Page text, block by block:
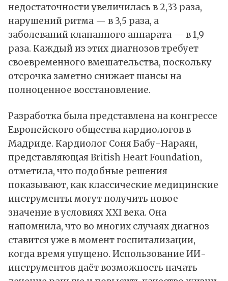
недостаточности увеличилась в 2,33 раза,
нарушений ритма — в 3,5 раза, а
заболеваний клапанного аппарата — в 1,9
раза. Каждый из этих диагнозов требует
своевременного вмешательства, поскольку
отсрочка заметно снижает шансы на
полноценное восстановление.
Разработка была представлена на конгрессе
Европейского общества кардиологов в
Мадриде. Кардиолог Соня Бабу-Нараян,
представляющая British Heart Foundation,
отметила, что подобные решения
показывают, как классические медицинские
инструменты могут получить новое
значение в условиях XXI века. Она
напомнила, что во многих случаях диагноз
ставится уже в момент госпитализации,
когда время упущено. Использование ИИ-
инструментов даёт возможность начать